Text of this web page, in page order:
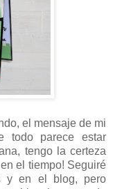
el mensaje de mi
todo parece estar
tengo la certeza
el tiempo! Seguiré
y en el blog, pero